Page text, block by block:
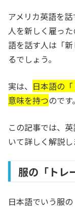
アメリカ英語を
人を新しく雇っ
語を話す人は「
るでしょう。
実は、 日本語の
意味を持つのです。
この記事では、
いて詳しく解説し
服の「トレ
日本語でいう服